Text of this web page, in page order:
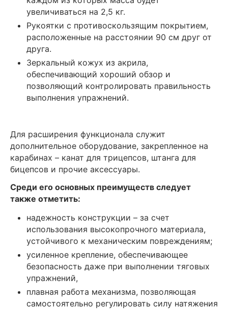
увеличиваться на 2,5 кг.
Рукоятки с противоскользящим покрытием,
расположенные на расстоянии 90 см друг от
друга.
Зеркальный кожух из акрила,
обеспечивающий хороший обзор и
позволяющий контролировать правильность
выполнения упражнений.
Для расширения функционала служит
дополнительное оборудование, закрепленное на
карабинах – канат для трицепсов, штанга для
бицепсов и прочие аксессуары.
Среди его основных преимуществ следует
также отметить:
надежность конструкции – за счет
использования высокопрочного материала,
устойчивого к механическим повреждениям;
усиленное крепление, обеспечивающее
безопасность даже при выполнении тяговых
упражнений,
плавная работа механизма, позволяющая
самостоятельно регулировать силу натяжения